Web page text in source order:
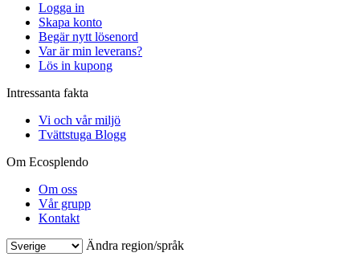
Logga in
Skapa konto
Begär nytt lösenord
Var är min leverans?
Lös in kupong
Intressanta fakta
Vi och vår miljö
Tvättstuga Blogg
Om Ecosplendo
Om oss
Vår grupp
Kontakt
Ändra region/språk